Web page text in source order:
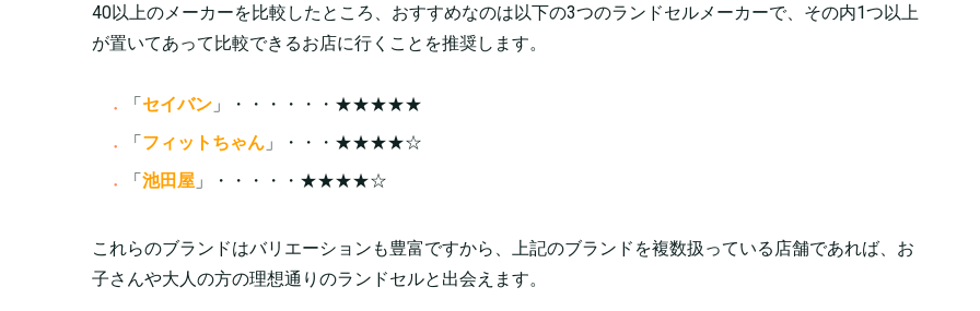
40以上のメーカーを比較したところ、おすすめなのは以下の3つのランドセルメーカーで、その内1つ以上
が置いてあって比較できるお店に行くことを推奨します。
「セイバン 」・・・・・・★★★★★
「フィットちゃん 」・・・★★★★☆
「池田屋 」・・・・・★★★★☆
これらのブランドはバリエーションも豊富ですから、上記のブランドを複数扱っている店舗であれば、お
子さんや大人の方の理想通りのランドセルと出会えます。